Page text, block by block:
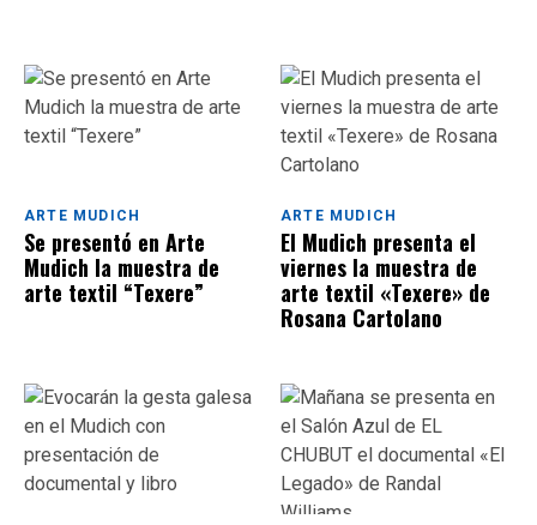
ARTE MUDICH
Se presentó en Arte
Mudich la muestra de
arte textil “Texere”
ARTE MUDICH
El Mudich presenta el
viernes la muestra de
arte textil «Texere» de
Rosana Cartolano